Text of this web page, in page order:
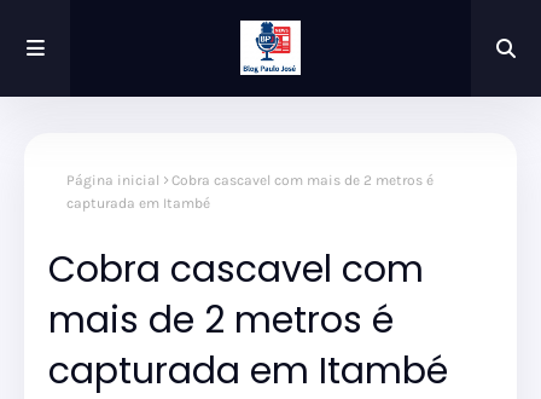
Página inicial
Cobra cascavel com mais de 2 metros é
capturada em Itambé
Cobra cascavel com
mais de 2 metros é
capturada em Itambé